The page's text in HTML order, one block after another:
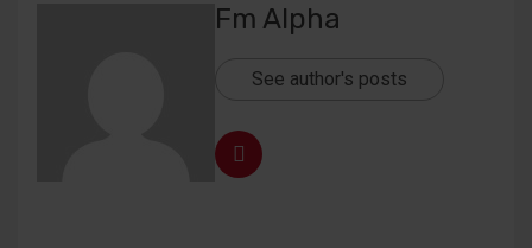
Fm Alpha
See author's posts